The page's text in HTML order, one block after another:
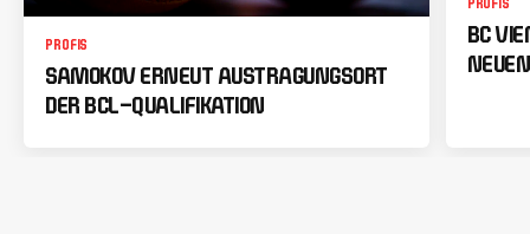
PROFIS
SAMOKOV ERNEUT AUSTRAGUNGSORT
DER BCL-QUALIFIKATION
BC